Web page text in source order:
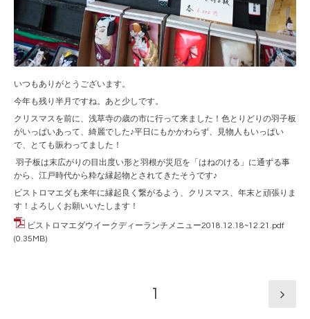
いつもありがとうございます。
今年も残り半月ですね。あと少しです。
クリスマスを前に、浅草寺の歳の市に行って来ました！色とりどりの羽子板
がいっぱいあって、綺麗でした♪平日にもかかわらず、見物人もいっぱい
で、とても賑わってました！
羽子板は末広がりの目出度い形と羽根が災厄を「はねのける」に通ずる事
から、江戸時代から粋な縁起物とされてきたそうです♪
ビストロマエダも来年に縁起良く繋がるよう、クリスマス、年末と頑張りま
す！よろしくお願いいたします！
ビストロマエダウイークディーランチメニュー2018.12.18~12.21.pdf
(0.35MB)
1